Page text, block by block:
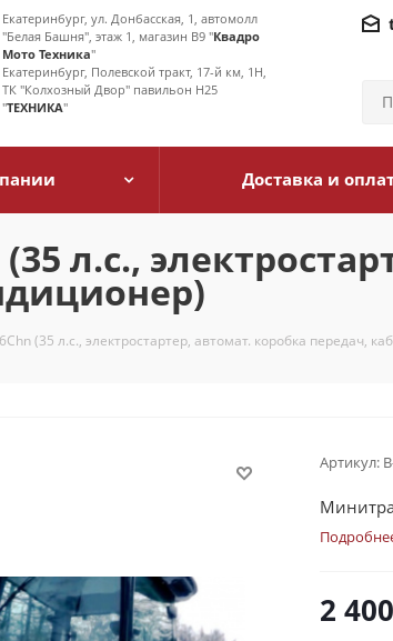
Екатеринбург, ул. Донбасская, 1, автомолл
"Белая Башня", этаж 1, магазин В9 "Квадро
Мото Техника"
Екатеринбург, Полевской тракт, 17-й км, 1Н,
ТК "Колхозный Двор" павильон Н25
"ТЕХНИКА"
Доставка и
л.с.,
(35 л.с., электростартер, автомат. коробка передач,
Артикул:
2